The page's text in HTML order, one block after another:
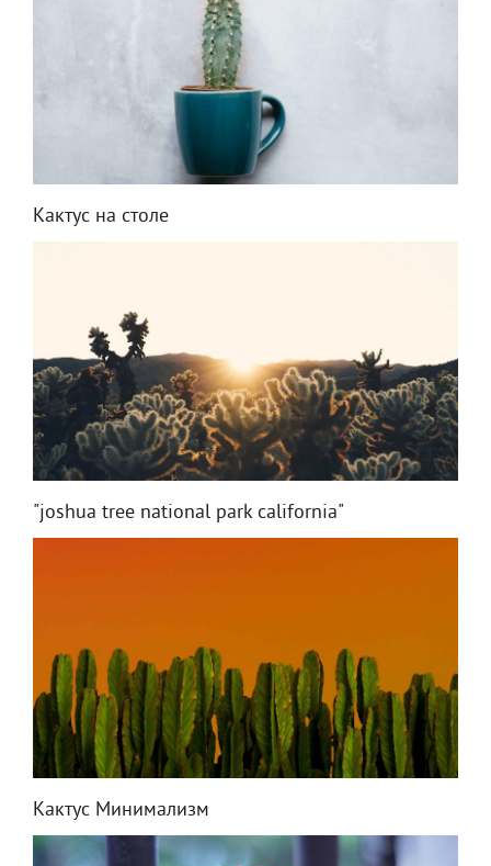
Кактус на столе
"joshua tree national park california"
Кактус Минимализм